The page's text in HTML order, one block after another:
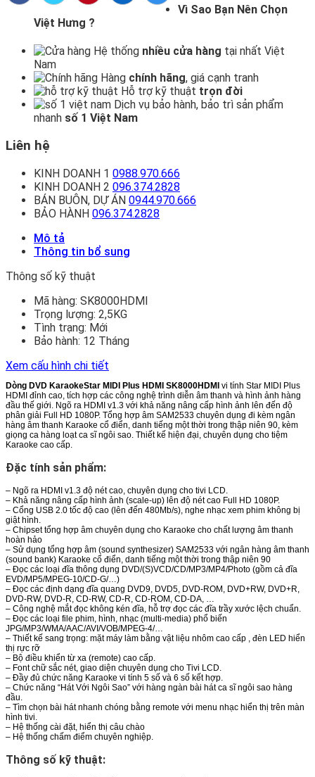
Vì Sao Bạn Nên Chọn
Việt Hưng ?
Hệ thống nhiều cửa hàng tại nhất Việt
Nam
Hàng chính hãng, giá cạnh tranh
Hỗ trợ kỹ thuật trọn đời
Dịch vụ bảo hành, bảo trì sản phẩm
nhanh số 1 Việt Nam
Liên hệ
KINH DOANH 1 0988.970.666
KINH DOANH 2 096.374.2828
BÁN BUÔN, DỰ ÁN 0944.970.666
BẢO HÀNH 096.374.2828
Mô tả
Thông tin bổ sung
Thông số kỹ thuật
Mã hàng: SK8000HDMI
Trọng lượng: 2,5KG
Tình trạng: Mới
Bảo hành: 12 Tháng
Xem cấu hình chi tiết
Dòng DVD KaraokeStar MIDI Plus HDMI SK8000HDMI vi tính Star MIDI Plus
HDMI đỉnh cao, tích hợp các công nghệ trình diễn âm thanh và hình ảnh hàng
đầu thế giới. Ngõ ra HDMI v1.3 với khả năng nâng cấp hình ảnh lên đến độ
phân giải Full HD 1080P. Tổng hợp âm SAM2533 chuyên dụng đi kèm ngân
hàng âm thanh Karaoke cổ điển, danh tiếng một thời trong thập niên 90, kèm
giọng ca hàng loạt ca sĩ ngôi sao. Thiết kế hiện đại, chuyên dụng cho tiệm
Karaoke cao cấp.
Đặc tính sản phẩm:
– Ngõ ra HDMI v1.3 độ nét cao, chuyên dụng cho tivi LCD.
– Khả năng nâng cấp hình ảnh (scale-up) lên độ nét cao Full HD 1080P.
– Cổng USB 2.0 tốc độ cao (lên đến 480Mb/s), nghe nhạc xem phim không bị
giật hình.
– Chipset tổng hợp âm chuyên dụng cho Karaoke cho chất lượng âm thanh
hoàn hảo
– Sử dụng tổng hợp âm (sound synthesizer) SAM2533 với ngân hàng âm thanh
(sound bank) Karaoke cổ điển, danh tiếng một thời trong thập niên 90
– Đọc các loại đĩa thông dụng DVD/(S)VCD/CD/MP3/MP4/Photo (gồm cả đĩa
EVD/MP5/MPEG-10/CD-G/…)
– Đọc các định dạng đĩa quang DVD9, DVD5, DVD-ROM, DVD+RW, DVD+R,
DVD-RW, DVD-R, CD-RW, CD-R, CD-ROM, CD-DA, …
– Công nghệ mắt đọc không kén đĩa, hỗ trợ đọc các đĩa trầy xước lệch chuẩn.
– Đọc các loại file phim, hình, nhạc (multi-media) phổ biến
JPG/MP3/WMA/AAC/AVI/VOB/MPEG-4/…
– Thiết kế sang trọng: mặt máy làm bằng vật liệu nhôm cao cấp , đèn LED hiển
thị rực rỡ
– Bộ điều khiển từ xa (remote) cao cấp.
– Font chữ sắc nét, giao diện chuyên dụng cho Tivi LCD.
– Đầy đủ chức năng Karaoke vi tính 5 số và 6 số kết hợp.
– Chức năng “Hát Với Ngôi Sao” với hàng ngàn bài hát ca sĩ ngôi sao hàng
đầu.
– Tìm chọn bài hát nhanh chóng bằng remote với menu nhạc hiển thị trên màn
hình tivi.
– Hệ thống cài đặt, hiển thị câu chào
– Hệ thống chấm điểm chuyên nghiệp.
Thông số kỹ thuật: